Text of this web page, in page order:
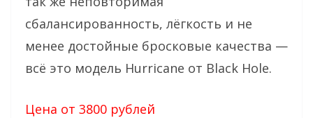
сбалансированность, лёгкость и не
менее достойные бросковые качества —
всё это модель Hurricane от Black Hole.
Цена от 3800 рублей